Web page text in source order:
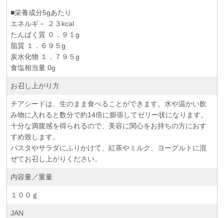
■栄養成分5gあたり
エネルギ－ ２３kcal
たんぱく質 ０．９１g
脂質 １．６９５g
炭水化物 １．７９５g
食塩相当量 0g
お召し上がり方
チアシードは、生のまま食べることができます。水や温かい飲
み物に入れると数分で約14倍に膨張してゼリー状になります。
十分な満腹感を得られるので、美容に関心をお持ちの方におす
すめ致します。
パスタやサラダにふりかけて、紅茶やミルク、ヨーグルトに混
ぜてお召し上がりください。
内容量／重量
１００ｇ
JAN